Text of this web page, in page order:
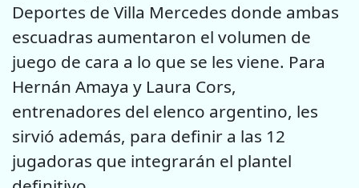
Deportes de Villa Mercedes donde ambas
escuadras aumentaron el volumen de
juego de cara a lo que se les viene. Para
Hernán Amaya y Laura Cors,
entrenadores del elenco argentino, les
sirvió además, para definir a las 12
jugadoras que integrarán el plantel